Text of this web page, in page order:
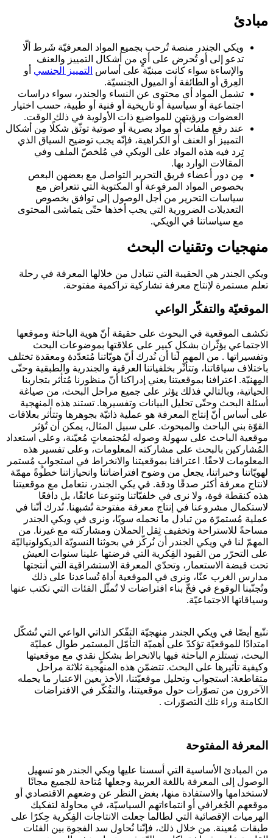
مبادئ
ويكي الجندر منصة تُرحب بجميع المواد المعرفيّة شَرط ألّا
تدعو إلى أو تُحرض على أيٍ من أشكال التمييز والعنف
والإساءة سواء كانت مبنيّة على أساس التمييز الجنسي أو
العِرق أو الطائفة أو الميول الجنسيّة.
تشمل المواد أي محتوى عن النساء والجندر، سواء دراسات
اجتماعية أو سياسية أو تاريخية أو فنية أو طبية، حسب اختيار
العضوات ورؤيتهن للمواضيع ذات الأولوية في ذلك الوقت.
عند رفع ملفات أو مواد بصرية أو صوتية توثّق شكلًا مِن أشكال
التمييز أو العنف أو الكراهية، فإنّه يجب توضيح السياق الذي
تِرد فيه هذه المواد على الويكي في مُلخصّ الملف وفي
المقالات الوارد بها.
مِن دور أعضاء فريق التحرير التواصل مع بعضهن البعص
بخصوص المواد المرفوعة أو المكتوبة التي تتعراض مع
سياسات التحرير من أجل الوصول إلى توافق بخصوص
التعديلات الضرورية التي يجب أخذها حتّى يتماشى المحتوى
مع سياساتنا في الويكي.
منهجيات وتقنيات البحث
ويكي الجندر هي الحقيبة التي نتبادل من خلالها المعرفة في رحلة
تعلم مستمرة لإنتاج معرفة تشاركية تراكمية مفتوحة.
الموقعيّة والتفكّر الواعي
تكشف الموقعية في البحوث على حقيقة أنّ هوية الباحثة وموقعها
الاجتماعي يؤثّران بشكلٍ كبير على علاقتها بموضوعات البحث
وتفسيراتها . من المهم لنا أن نُدرك أنّ هويّاتنا مُتعدّدة ومعقدة تختلف
باختلاف سياقاتنا، وتتأثّر بخلفياتنا العرقية والجندرية والطبقية وحتّى
المِهنيّة. اعترافنا بموقعيتنا يعني إدراكنا أنّ منظورنا مُتأثر بتجاربنا
الحياتية، وبالتالي فذلك يؤثر على جميع مراحل البحث، من صياغة
أسئلة البحث وحتّى تحليل البيانات وتفسيرها. تستند هذه المنهجية
على أساس أنّ إنتاج المعرفة هو عملية ذاتيّة بجوهرها وتتأثر بعلاقات
القوّة بني الباحث والمبحوث. على سبيل المثال، يمكن أن تُؤثر
موقعية الباحث على سهولة وصوله لمُجتمعاتٍ مُعيّنة، وعلى استعداد
المُشاركين بالبحث على مشاركته المعلومات، وعلى تفسير هذه
المعلومات لاحقًا. اعترافنا بموقعيتنا والانخراط في استجوابٍ مُستمر
لهويّاتنا وخبراتنا، يجعل من وضوح افتراضاتنا وانحيازاتنا خطوةً مهمّة
لانتاج معرفة أكثر صدقًا ودقة. في يكي الجندر، نتعامل مع موقعيتنا
هذه كنقطة قوة، ولا نرى في خلفيّاتنا وتنوعنا عائقًا، بل دافعًا
لاستكمال مشروعنا في إنتاج معرفة مفتوحة تُشبهنا. نُدرك أنّنا في
عملية مُستمرّة من تبادل ما نحمله سويًا، ونرى في ويكي الجندر
مساحةً للاستراحة وتخفيف ثِقل الحملان ومشاركته مع غيرنا. من
المهمّ لنا في ويكي الجندر أن نُركّز في بحوثنا النسويّة الديكولونياليّة
على التحرّر من القيود الفِكرية التي فرضتها علينا سنوات العيش
تحت قبضة الاستعمار، وتحدّي المعرفة الاستشراقية التي أنتجتها
مدارس الغرب عنّا، ونرى في الموقعية أداة تُساعدنا على ذلك
وتُجنّبنا الوقوع في فخّ بناء افتراضات لا تُمثّل الفئات التي نكتب عنها
وسياقاتها الاجتماعيّة.
نتّبع أيضًا في ويكي الجندر منهجيّة التفّكر الذاتي الواعي التي تُشكّل
امتدادًا للموقعيّة تؤكدّ على أهميّة التأمّل المستمر طوال عمليّة
البحث، تستلزم الباحثة فيها بالانخراط بشكلٍ نقدي مع موقعيتها
وكيفية تأثيرها على البحث. تتضمّن هذه المنهجية ثلاثة مراحل
متقاطعة: استجواب وتحليل موقعيّتنا، الأخذ بعين الاعتبار ما يحمله
الآخرون من تصوّرات حول موقعيتنا، والتفُكّر في الافتراضات
الكامنة وراء تلك التصوّرات .
المعرفة المفتوحة
من المبادئ الأساسية التي أسسنا عليها ويكي الجندر هو تسهيل
الوصول إلى المعرفة باللغة العربية وجعلها مُتاحة للجميع مجانًا
لاستخدامها والاستفادة منها، بغض النظر عن وضعهم الاقتصادي أو
موقعهم الجُغرافي أو انتماءاتهم السياسيّة، في محاولة لتفكيك
الهرميات الإقصائية التي لطالما جعلت الانتاجات الفِكرية حِكرًا على
طبقات مُعينة. من خلال ذلك، فإنّنا نُحاول سد الفجوة بين الفئات